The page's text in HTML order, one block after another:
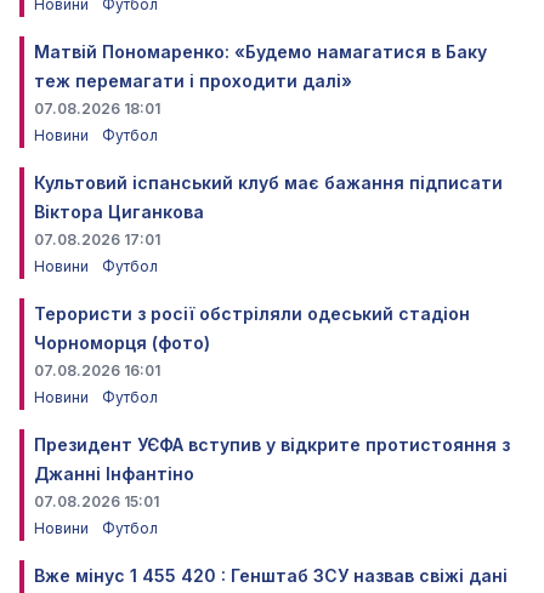
Новини Футбол
Матвій Пономаренко: «Будемо намагатися в Баку
теж перемагати і проходити далі»
07.08.2026 18:01
Новини
Футбол
Культовий іспанський клуб має бажання підписати
Віктора Циганкова
07.08.2026 17:01
Новини
Футбол
Терористи з росії обстріляли одеський стадіон
Чорноморця (фото)
07.08.2026 16:01
Новини
Футбол
Президент УЄФА вступив у відкрите протистояння з
Джанні Інфантіно
07.08.2026 15:01
Новини
Футбол
Вже мінус 1 455 420 : Генштаб ЗСУ назвав свіжі дані